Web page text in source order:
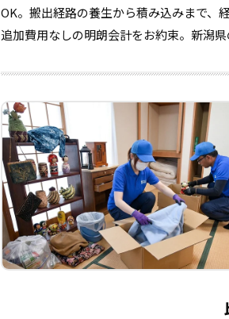
OK。搬出経路の養生から積み込みまで、
追加費用なしの明朗会計をお約束。新潟